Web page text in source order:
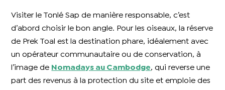
Visiter le Tonlé Sap de manière responsable, c’est
d’abord choisir le bon angle. Pour les oiseaux, la réserve
de Prek Toal est la destination phare, idéalement avec
un opérateur communautaire ou de conservation, à
l’image de Nomadays au Cambodge, qui reverse une
part des revenus à la protection du site et emploie des